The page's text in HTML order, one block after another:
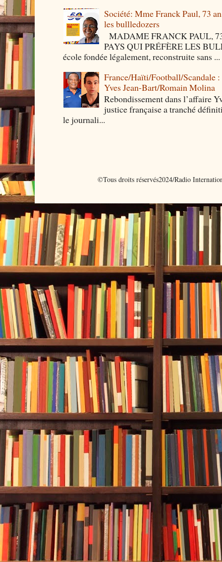
Société: Mme Franck Paul, 73
les bullledozers
MADAME FRANCK PAUL,
PAYS QUI PRÉFÈRE LES
école fondée légalement, reconstruite sans ...
France/Haïti/Football/Scandale
Yves Jean-Bart/Romain Molina
Rebondissement dans l’affaire
justice française a tranché
le journali...
©Tous droits réservés2024/Radio